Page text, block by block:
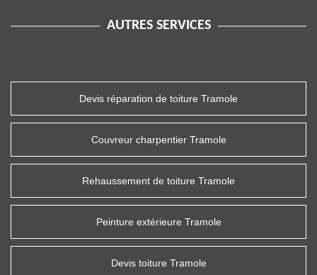
AUTRES SERVICES
Devis réparation de toiture Tramole
Couvreur charpentier Tramole
Rehaussement de toiture Tramole
Peinture extérieure Tramole
Devis toiture Tramole